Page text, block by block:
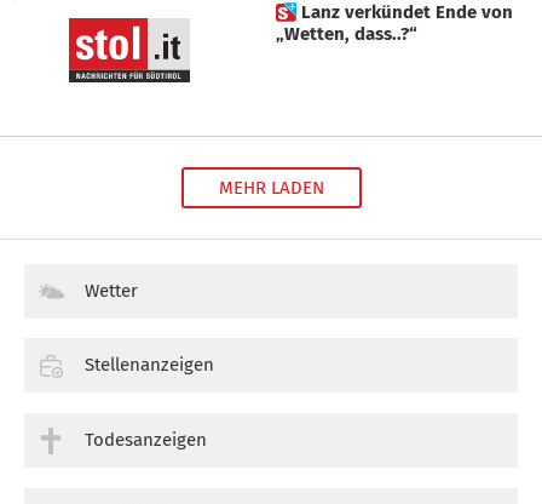
 Lanz verkündet Ende von
„Wetten, dass..?“
MEHR LADEN
Wetter
Stellenanzeigen
Todesanzeigen